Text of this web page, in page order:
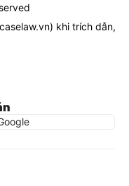
) khi trích dẫn,